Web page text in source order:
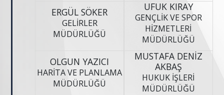
ERGÜL SÖKER
GELİRLER
MÜDÜRLÜĞÜ
UFUK KIRAY
GENÇLİK VE SPOR
HİZMETLERİ
MÜDÜRLÜĞÜ
OLGUN YAZICI
HARİTA VE PLANLAMA
MÜDÜRLÜĞÜ
MUSTAFA DENİZ
AKBAŞ
HUKUK İŞLERİ
MÜDÜRLÜĞÜ